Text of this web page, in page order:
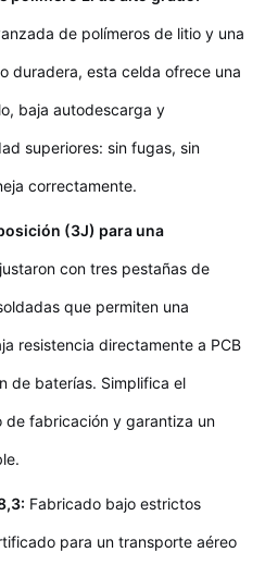
de polímeros de litio y una
duradera, esta celda ofrece una
baja autodescarga y
superiores: sin fugas, sin
correctamente.
(3J) para una
con tres pestañas de
que permiten una
resistencia directamente a PCB
de baterías. Simplifica el
de fabricación y garantiza un
Fabricado bajo estrictos
para un transporte aéreo